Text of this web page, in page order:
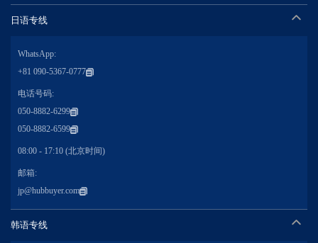
日语专线
WhatsApp:
+81 090-5367-0777
电话号码:
050-8882-6299
050-8882-6599
08:00 - 17:10 (北京时间)
邮箱:
jp@hubbuyer.com
韩语专线